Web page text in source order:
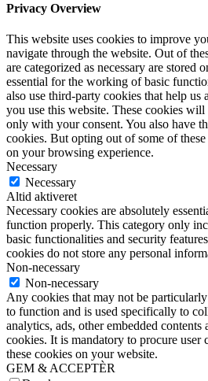
Privacy Overview
This website uses cookies to improve
navigate through the website. Out of
are categorized as necessary are stored
essential for the working of basic
also use third-party cookies that help us
you use this website. These cookies
only with your consent. You also have
cookies. But opting out of some of
on your browsing experience.
Necessary
Necessary
Altid aktiveret
Necessary cookies are absolutely
function properly. This category only
basic functionalities and security
cookies do not store any personal
Non-necessary
Non-necessary
Any cookies that may not be
to function and is used specifically to
analytics, ads, other embedded contents
cookies. It is mandatory to procure user
these cookies on your website.
GEM & ACCEPTÈR